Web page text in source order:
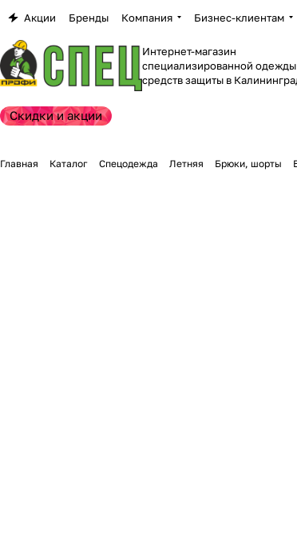
Акции Бренды Компания Бизнес-клиентам
Интернет-магазин
специализированной одежды
средств защиты в
Скидки и акции
Главная Каталог Спецодежда Летняя Брюки, шорты